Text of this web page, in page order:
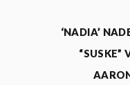
‘NADIA’
“SUSKE”